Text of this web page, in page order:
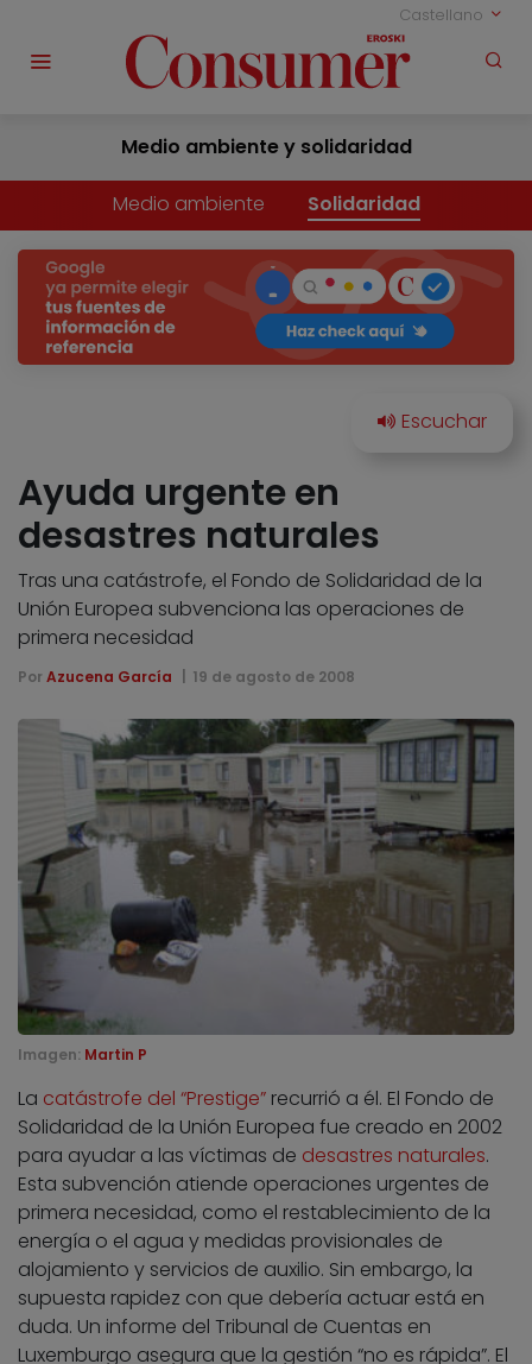
Castellano
Medio ambiente y solidaridad
Medio ambiente Solidaridad
Ayuda urgente en
desastres naturales
Tras una catástrofe, el Fondo de Solidaridad de la
Unión Europea subvenciona las operaciones de
primera necesidad
Por Azucena García 19 de agosto de 2008
Imagen: Martin P
La catástrofe del “Prestige” recurrió a él. El Fondo de
Solidaridad de la Unión Europea fue creado en 2002
para ayudar a las víctimas de desastres naturales.
Esta subvención atiende operaciones urgentes de
primera necesidad, como el restablecimiento de la
energía o el agua y medidas provisionales de
alojamiento y servicios de auxilio. Sin embargo, la
supuesta rapidez con que debería actuar está en
duda. Un informe del Tribunal de Cuentas en
Luxemburgo asegura que la gestión “no es rápida”. El